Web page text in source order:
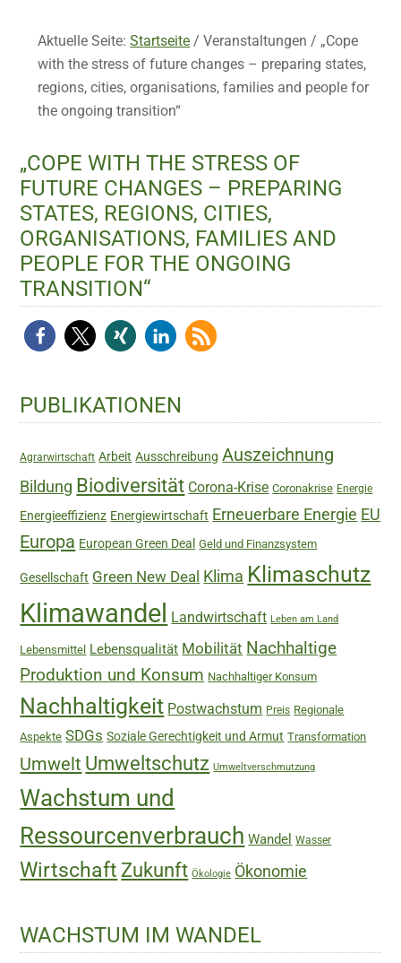
Aktuelle Seite:Startseite / Veranstaltungen/ „Cope
with the stress of future changes – preparing states,
regions, cities, organisations, families and people for
the ongoing transition“
„COPE WITH THE STRESS OF
FUTURE CHANGES – PREPARING
STATES, REGIONS, CITIES,
ORGANISATIONS, FAMILIES AND
PEOPLE FOR THE ONGOING
TRANSITION“
Haupt-
Sidebar
PUBLIKATIONEN
Agrarwirtschaft Arbeit Ausschreibung Auszeichnung
Bildung Biodiversität Corona-Krise Coronakrise Energie
Energieeffizienz Energiewirtschaft Erneuerbare Energie EU
Europa European Green Deal Geld und Finanzsystem
Gesellschaft Green New Deal Klima Klimaschutz
Klimawandel Landwirtschaft Leben am Land
Lebensmittel Lebensqualität Mobilität Nachhaltige
Produktion und Konsum Nachhaltiger Konsum
Nachhaltigkeit Postwachstum Preis Regionale
Aspekte SDGs Soziale Gerechtigkeit und Armut Transformation
Umwelt Umweltschutz Umweltverschmutzung
Wachstum und
Ressourcenverbrauch Wandel Wasser
Wirtschaft Zukunft Ökologie Ökonomie
WACHSTUM IM WANDEL